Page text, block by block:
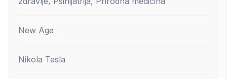
New Age
Nikola Tesla